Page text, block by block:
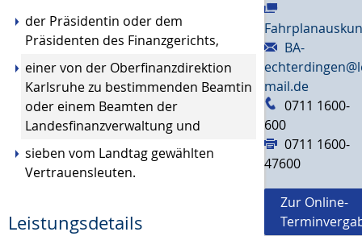
der Präsidentin oder dem
Präsidenten des Finanzgerichts,
einer von der Oberfinanzdirektion
Karlsruhe zu bestimmenden Beamtin
oder einem Beamten der
Landesfinanzverwaltung und
sieben vom Landtag gewählten
Vertrauensleuten.
Leistungsdetails
BA-
mail.de
0711 1600-
600
0711 1600-
47600
Zur Online-